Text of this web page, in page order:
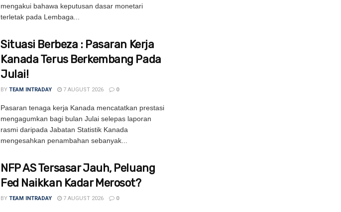
mengakui bahawa keputusan dasar monetari
terletak pada Lembaga...
Situasi Berbeza : Pasaran Kerja
Kanada Terus Berkembang Pada
Julai!
BY TEAM INTRADAY 7 AUGUST 2026 0
Pasaran tenaga kerja Kanada mencatatkan prestasi
mengagumkan bagi bulan Julai selepas laporan
rasmi daripada Jabatan Statistik Kanada
mengesahkan penambahan sebanyak...
NFP AS Tersasar Jauh, Peluang
Fed Naikkan Kadar Merosot?
BY TEAM INTRADAY 7 AUGUST 2026 0